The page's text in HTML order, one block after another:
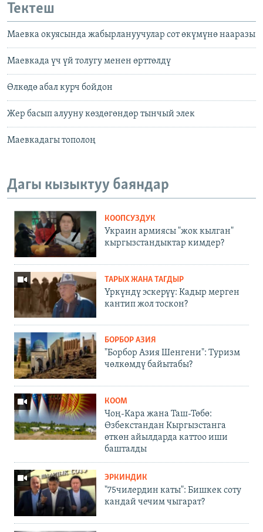
Тектеш
Маевка окуясында жабырлануучулар сот өкүмүнө нааразы
Маевкада үч үй толугу менен өрттөлдү
Өлкөдө абал курч бойдон
Жер басып алууну көздөгөндөр тынчый элек
Маевкадагы тополоң
Дагы кызыктуу баяндар
КООПСУЗДУК
Украин армиясы "жок кылган"
кыргызстандыктар кимдер?
ТАРЫХ ЖАНА ТАГДЫР
Үркүндү эскерүү: Кадыр мерген
кантип жол тоскон?
БОРБОР АЗИЯ
"Борбор Азия Шенгени": Туризм
чөлкөмдү байытабы?
КООМ
Чоң-Кара жана Таш-Төбө:
Өзбекстандан Кыргызстанга
өткөн айылдарда каттоо иши
башталды
ЭРКИНДИК
"75чилердин каты": Бишкек соту
кандай чечим чыгарат?